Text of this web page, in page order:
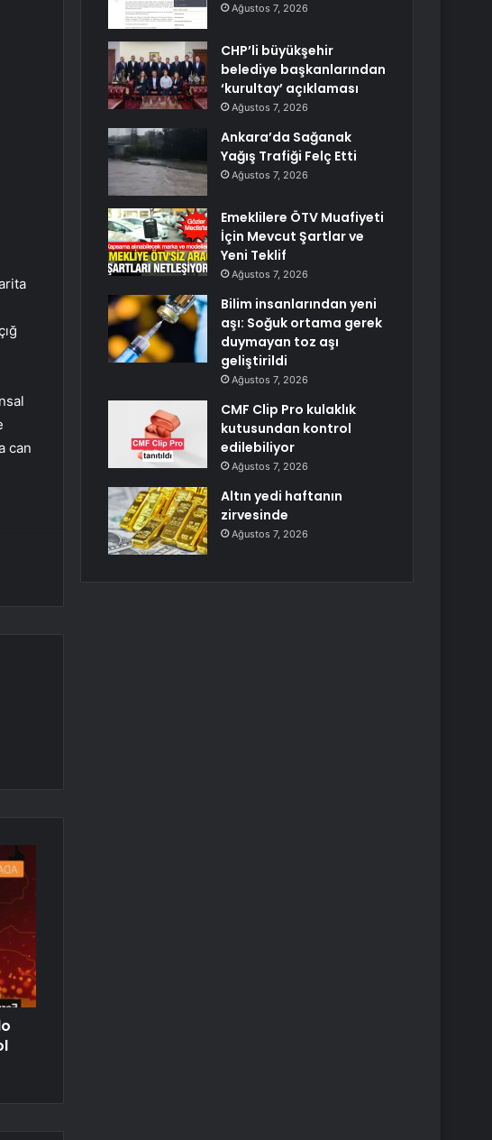
can
Ağustos 7, 2026
CHP’li büyükşehir
belediye başkanlarından
‘kurultay’ açıklaması
Ağustos 7, 2026
Ankara’da Sağanak
Yağış Trafiği Felç Etti
Ağustos 7, 2026
Emeklilere ÖTV Muafiyeti
İçin Mevcut Şartlar ve
Yeni Teklif
Ağustos 7, 2026
Bilim insanlarından yeni
aşı: Soğuk ortama gerek
duymayan toz aşı
geliştirildi
Ağustos 7, 2026
CMF Clip Pro kulaklık
kutusundan kontrol
edilebiliyor
Ağustos 7, 2026
Altın yedi haftanın
zirvesinde
Ağustos 7, 2026